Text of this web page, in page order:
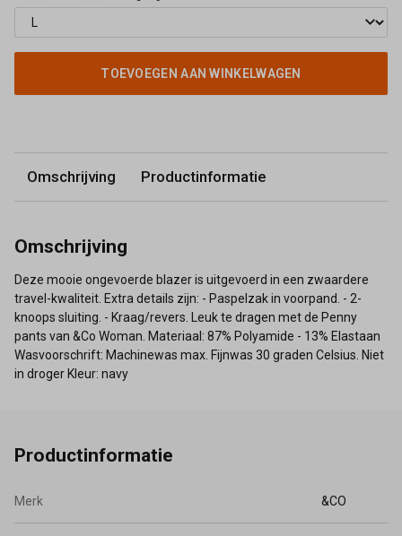
TOEVOEGEN AAN WINKELWAGEN
Omschrijving Productinformatie
Omschrijving
Deze mooie ongevoerde blazer is uitgevoerd in een zwaardere
travel-kwaliteit. Extra details zijn: - Paspelzak in voorpand. - 2-
knoops sluiting. - Kraag/revers. Leuk te dragen met de Penny
pants van &Co Woman. Materiaal: 87% Polyamide - 13% Elastaan
Wasvoorschrift: Machinewas max. Fijnwas 30 graden Celsius. Niet
in droger Kleur: navy
Productinformatie
Merk &CO